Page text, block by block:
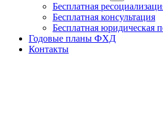
Бесплатная
Бесплатная консультация
Бесплатная юридическая
Годовые планы ФХД
Контакты